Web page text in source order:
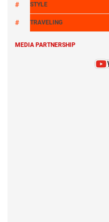
STYLE
TRAVELING
MEDIA PARTNERSHIP